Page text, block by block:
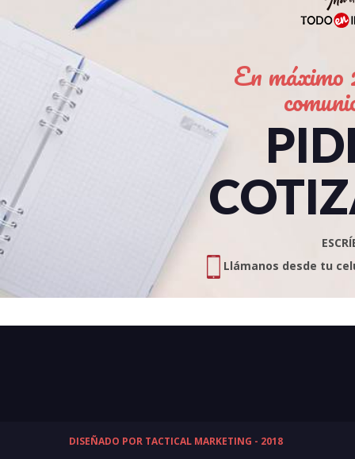
En máximo
Llámanos desde tu
DISEÑADO POR TACTICAL MARKETING - 2018